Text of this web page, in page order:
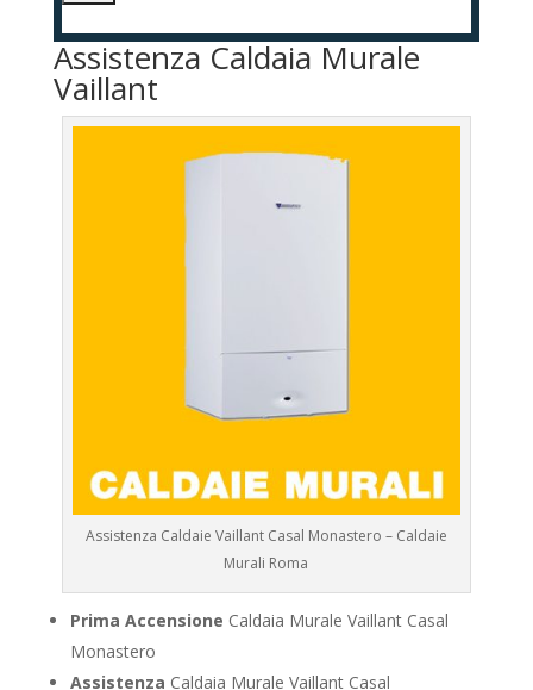
Assistenza Caldaia Murale
Vaillant
Assistenza Caldaie Vaillant Casal Monastero – Caldaie
Murali Roma
Prima Accensione Caldaia Murale Vaillant Casal
Monastero
Assistenza Caldaia Murale Vaillant Casal